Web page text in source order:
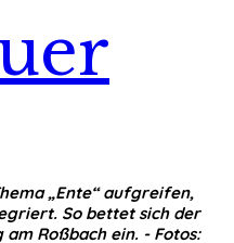
„Ente“ aufgreifen,
So bettet sich der
Roßbach ein. - Fotos: